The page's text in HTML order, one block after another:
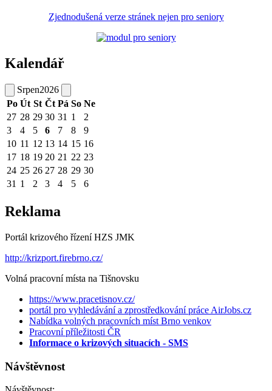
Zjednodušená verze stránek nejen pro seniory
Kalendář
Srpen2026
Po Út St Čt Pá So Ne
27 28 29 30 31 1
2
3
4 5 6 7 8
9
10 11 12 13 14 15 16
17 18 19 20 21 22 23
24 25 26 27 28 29 30
31 1 2 3 4 5 6
Reklama
Portál krizového řízení HZS JMK
http://krizport.firebrno.cz/
Volná pracovní místa na Tišnovsku
https://www.pracetisnov.cz/
portál pro vyhledávání a zprostředkování práce AirJobs.cz
Nabídka volných pracovních míst Brno venkov
Pracovní příležitosti ČR
Informace o krizových situacích - SMS
Návštěvnost